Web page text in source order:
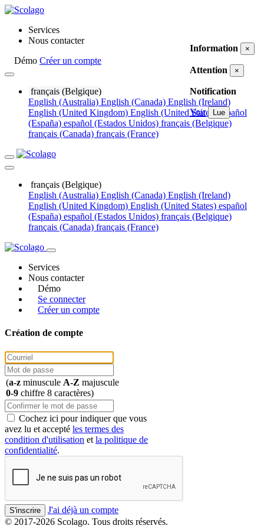
Services
Nous contacter
Démo Créer un compte
français (Belgique)
English (Australia) English (Canada) English (Ireland)
English (United Kingdom) English (United States)español
(España) español (Estados Unidos) français (Belgique)
français (Canada) français (France)
français (Belgique)
English (Australia) English (Canada) English (Ireland)
English (United Kingdom) English (United States) español
(España) español (Estados Unidos) français (Belgique)
français (Canada) français (France)
Services
Nous contacter
Démo
Se connecter
Créer un compte
Création de compte
(a-z minuscule A-Z majuscule
0-9 chiffre 8 caractères)
Cochez ici pour indiquer que vous
avez lu et accepté les termes des
condition d'utilisation et la politique de
confidentialité.
S'inscrire
J'ai déjà un compte
© 2017-2026 Scolago. Tous droits réservés.
Information ×
Attention ×
Notification
Voir Lue